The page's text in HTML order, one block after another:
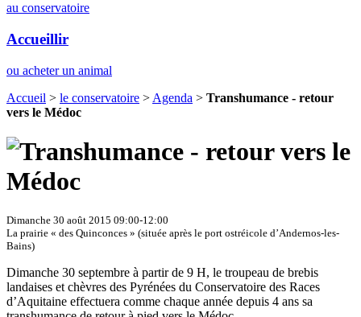
au conservatoire
Accueillir
ou acheter un animal
Accueil > le conservatoire > Agenda > Transhumance - retour
vers le Médoc
Dimanche 30 août 2015 09:00-12:00
La prairie « des Quinconces » (située après le port ostréicole d’Andernos-les-
Bains)
Dimanche 30 septembre à partir de 9 H, le troupeau de brebis
landaises et chèvres des Pyrénées du Conservatoire des Races
d’Aquitaine effectuera comme chaque année depuis 4 ans sa